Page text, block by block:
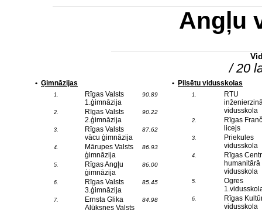
Angļu
/ 20
• Ģimnāzijas
1.
Rīgas Valsts
1.ģimnāzija
90.89
2.
Rīgas Valsts
2.ģimnāzija
90.22
3.
Rīgas Valsts
vācu ģimnāzija
87.62
4.
Mārupes Valsts
ģimnāzija
86.93
5.
Rīgas Angļu
ģimnāzija
86.00
6.
Rīgas Valsts
3.ģimnāzija
85.45
7.
Ernsta Glika
Alūksnes Valsts
84.98
• Pilsētu vidusskolas
1.
RTU
vidusskola
2.
Rīgas
licejs
3.
Priekules
vidusskola
4.
Rīgas
humanitārā
vidusskola
5.
Ogres
6.
Rīgas
vidusskola